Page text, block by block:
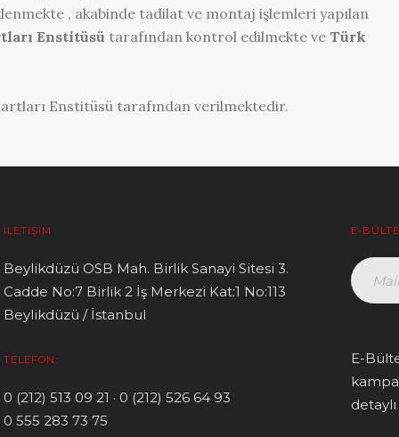
, akabinde tadilat ve montaj işlemleri yapılan
Enstitüsü tarafından kontrol edilmekte ve Türk
Enstitüsü tarafından verilmektedir.
İLETIŞIM
Beylikdüzü OSB Mah. Birlik Sanayi Sitesi 3.
Cadde No:7 Birlik 2 İş Merkezi Kat:1 No:113
Beylikdüzü / İstanbul
TELEFON:
0 (212) 513 09 21 · 0 (212) 526 64 93
0 555 283 73 75
E-
E-